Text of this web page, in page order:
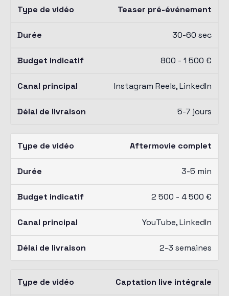
Teaser pré-événement
30-60 sec
800 - 1 500 €
Instagram Reels, LinkedIn
5-7 jours
Aftermovie complet
3-5 min
2 500 - 4 500 €
YouTube, LinkedIn
2-3 semaines
Captation live intégrale